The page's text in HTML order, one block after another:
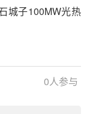
台（套）300兆瓦
硐室压缩空气储
城子100MW光热
0人参与